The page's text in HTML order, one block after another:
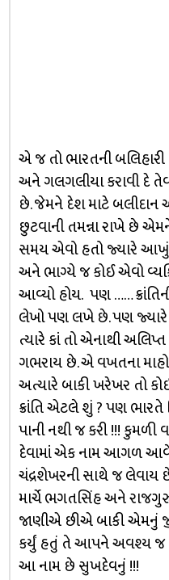
એ જ તો ભારતની બલિહારી
અને ગલગલીયા કરાવી દે
છે. જેમને દેશ માટે
છુટવાની તમન્ના રાખે છે
સમય એવો હતો જ્યારે આખું
અને ભાગ્યે જ કોઈ એવો
આવ્યો હોય. પણ ……
લેખો પણ લખે છે. પણ જ્યારે
ત્યારે કાં તો એનાથી
ગભરાય છે. એ વખતના
અત્યારે બાકી ખરેખર તો
ક્રાંતિ એટલે શું ? પણ ભારતે
પાની નથી જ કરી !!! કુમળી
દેવામાં એક નામ આગળ
ચંદ્રશેખરની સાથે જ લેવાય
માર્ચે ભગતસિંહ અને
જાણીએ છીએ બાકી
કર્યું હતું તે આપને અવશ્ય જ
આ નામ છે સુખદેવનું !!!